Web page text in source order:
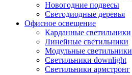
Новогодние подвесы
Светодиодные деревья
Офисное освещение
Карданные светильники
Линейные светильники
Модульные светильники
Светильники downlight
Светильники армстронг